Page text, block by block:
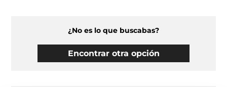
¿No es lo que buscabas?
Encontrar otra opción